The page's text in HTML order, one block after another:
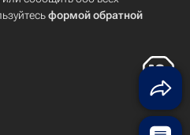
формой обратной